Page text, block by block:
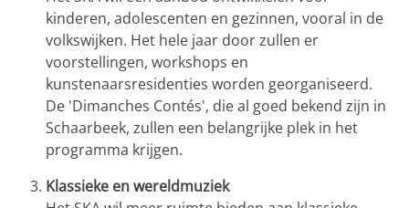
kinderen, adolescenten en gezinnen, vooral in de
volkswijken. Het hele jaar door zullen er
voorstellingen, workshops en
kunstenaarsresidenties worden georganiseerd.
De 'Dimanches Contés', die al goed bekend zijn in
Schaarbeek, zullen een belangrijke plek in het
programma krijgen.
Klassieke en wereldmuziek